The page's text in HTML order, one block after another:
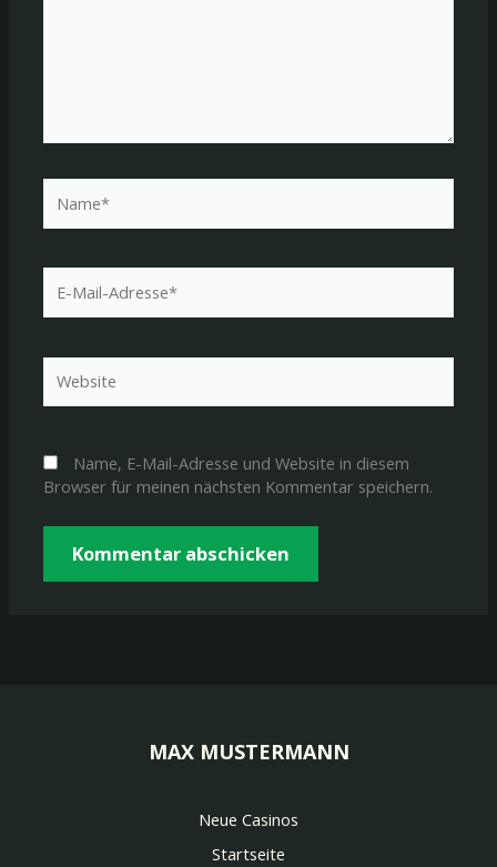
Mail-
Adresse*
Name, E-Mail-Adresse und Website in diesem
Browser für meinen nächsten Kommentar speichern.
MAX MUSTERMANN
Neue Casinos
Startseite